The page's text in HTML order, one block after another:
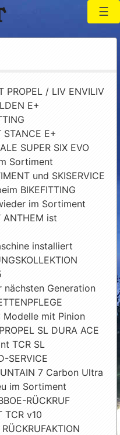
PROPEL / LIV ENVILIV
E+
E+
SUPER SIX EVO
Sortiment
und SKISERVICE
BIKEFITTING
im Sortiment
ANTHEM ist
installiert
nächsten Generation
Modelle mit Pinion
SL DURA ACE
TCR SL
SERVICE
7 Carbon Ultra
im Sortiment
RÜCKRUF
TCR v10